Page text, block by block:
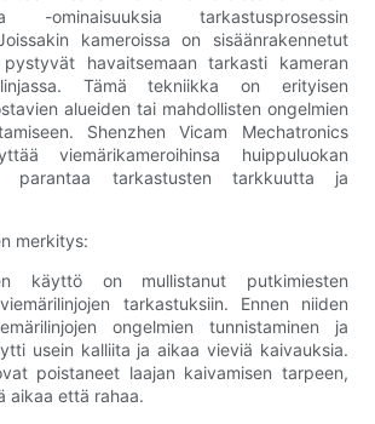
-ominaisuuksia tarkastusprosessin
kameroissa on sisäänrakennetut
havaitsemaan tarkasti kameran
Tämä tekniikka on erityisen
alueiden tai mahdollisten ongelmien
Shenzhen Vicam Mechatronics
viemärikameroihinsa huippuluokan
parantaa tarkastusten tarkkuutta ja
merkitys:
käyttö on mullistanut putkimiesten
tarkastuksiin. Ennen niiden
ongelmien tunnistaminen ja
usein kalliita ja aikaa vieviä kaivauksia.
poistaneet laajan kaivamisen tarpeen,
aikaa että rahaa.